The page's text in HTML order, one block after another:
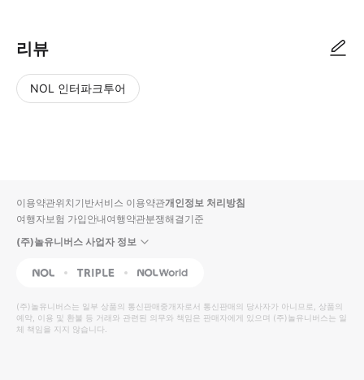
리뷰
NOL 인터파크투어
입니
다.
높
은
순
동
영
상
순
상
이용약관위치기반서비스 이용약관개인정보 처리방침
여행자보험 가입안내여행약관분쟁해결기준
(주)놀유니버스 사업자 정보
NOL Triple Interpark Global
(주)놀유니버스는 일부 상품의 통신판매중개자로서 통신판매의 당사자가 아니므로, 상품의
예약, 이용 및 환불 등 거래와 관련된 의무와 책임은 판매자에게 있으며 (주)놀유니버스는 일
체 책임을 지지 않습니다.